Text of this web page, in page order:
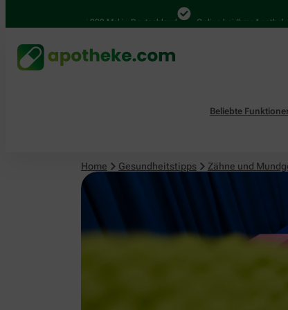
4.000 Mal in Deutschland Online bei Ihrer Apotheke
Beliebte
Home Gesundheitstipps Zähne und